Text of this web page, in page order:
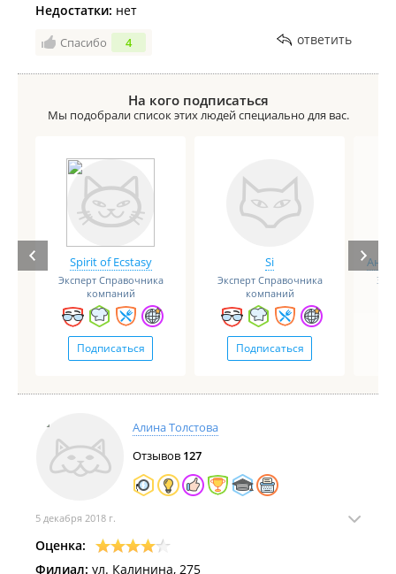
на данную работницу и пресечёт её воровство!
Недостатки: нет
Спасибо 4 ответить
На кого подписаться
Мы подобрали список этих людей специально для вас.
Spirit of Ecstasy
Эксперт Справочника
компаний
Подписаться
Si
Эксперт Справочника
компаний
Подписаться
Алина Толстова
Отзывов 127
5 декабря 2018 г.
Оценка:
Филиал: ул. Калинина, 275